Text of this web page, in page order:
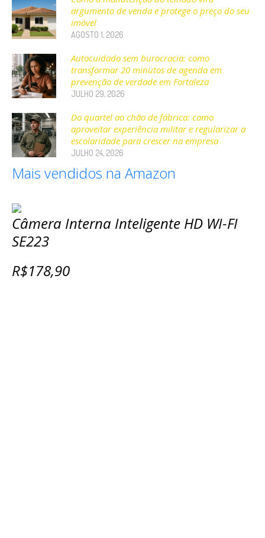
argumento de venda e protege o preço do seu
imóvel
AGOSTO 1, 2026
Autocuidado sem burocracia: como
transformar 20 minutos de agenda em
prevenção de verdade em Fortaleza
JULHO 29, 2026
Do quartel ao chão de fábrica: como
aproveitar experiência militar e regularizar a
escolaridade para crescer na empresa
JULHO 24, 2026
Mais vendidos na Amazon
Câmera Interna Inteligente HD WI-FI
SE223
R$178,90